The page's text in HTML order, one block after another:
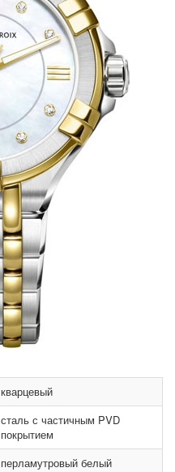
кварцевый
сталь с частичным PVD
покрытием
перламутровый белый